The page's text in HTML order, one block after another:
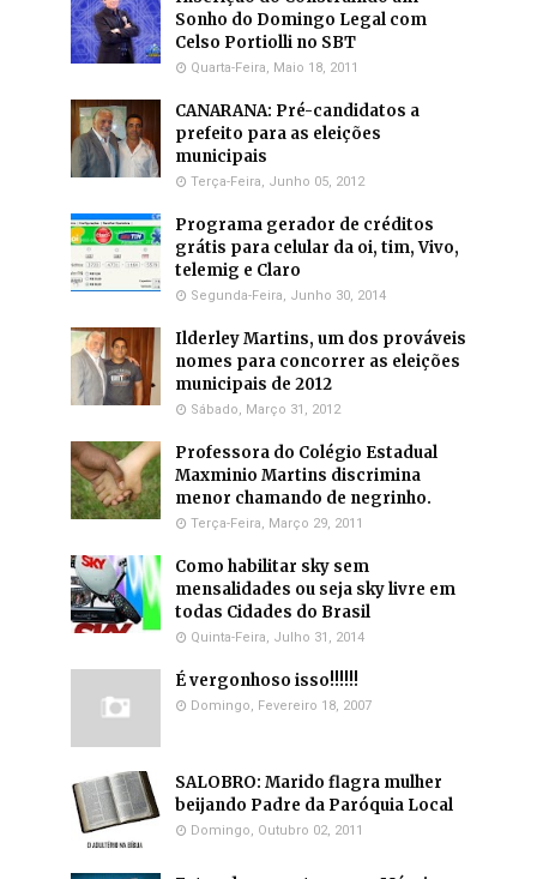
Sonho do Domingo Legal com
Celso Portiolli no SBT
Quarta-Feira, Maio 18, 2011
CANARANA: Pré-candidatos a
prefeito para as eleições
municipais
Terça-Feira, Junho 05, 2012
Programa gerador de créditos
grátis para celular da oi, tim, Vivo,
telemig e Claro
Segunda-Feira, Junho 30, 2014
Ilderley Martins, um dos prováveis
nomes para concorrer as eleições
municipais de 2012
Sábado, Março 31, 2012
Professora do Colégio Estadual
Maxminio Martins discrimina
menor chamando de negrinho.
Terça-Feira, Março 29, 2011
Como habilitar sky sem
mensalidades ou seja sky livre em
todas Cidades do Brasil
Quinta-Feira, Julho 31, 2014
É vergonhoso isso!!!!!!
Domingo, Fevereiro 18, 2007
SALOBRO: Marido flagra mulher
beijando Padre da Paróquia Local
Domingo, Outubro 02, 2011